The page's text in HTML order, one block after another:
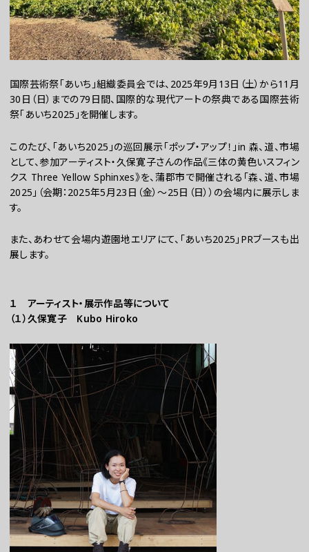
WEBマガジン
お問い合わせ
組織委員会からのお知らせ
国際芸術祭「あいち」組織委員会では、2025年9月13日（土）から11月
30日（日）までの79日間、国際的な現代アートの祭典である国際芸術
祭「あいち2025」を開催します。
このたび、「あいち2025」の巡回展示「ポップ・アップ！」in 森、道、市場
として、参加アーティスト・久保寛子さんの作品《三体の黄色いスフィン
クス Three Yellow Sphinxes》を、蒲郡市で開催される「森、道、市場
2025」（会期：2025年5月23日（金）～25日（日））の会場内に展示しま
す。
また、あわせて会場内遊園地エリアにて、「あいち2025」PRブースも出
展します。
１ アーティスト・展示作品等について
（１）久保寛子 Kubo Hiroko